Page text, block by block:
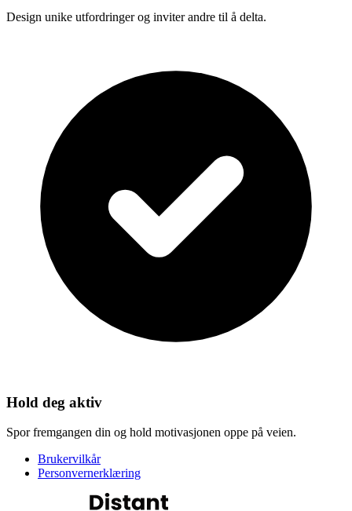
Design unike utfordringer og inviter andre til å delta.
Hold deg aktiv
Spor fremgangen din og hold motivasjonen oppe på veien.
Brukervilkår
Personvernerklæring